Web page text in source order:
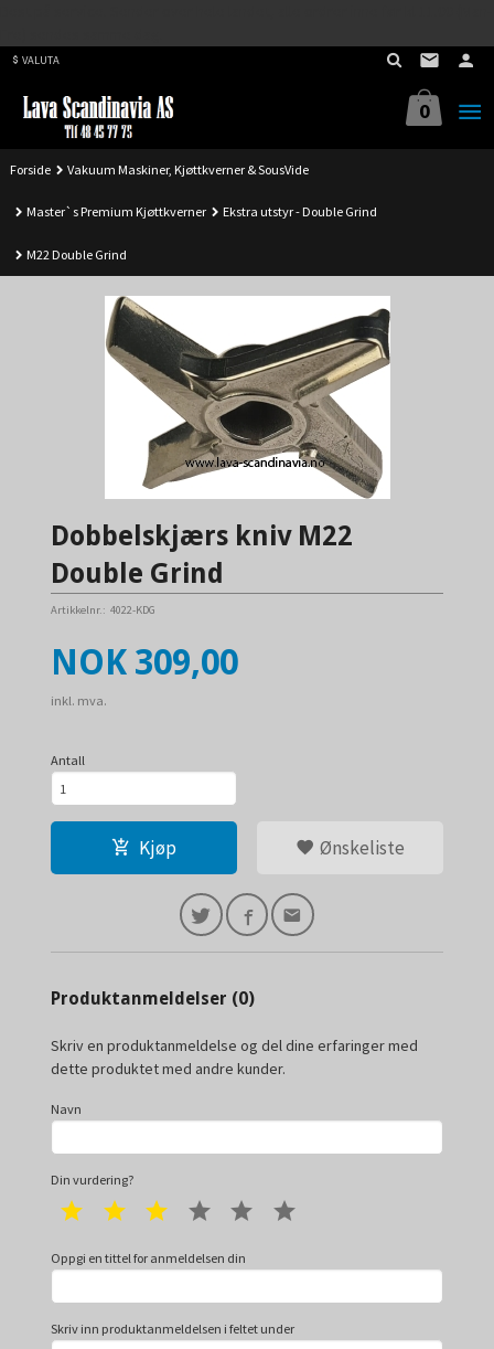
VALUTA
0
Forside Vakuum Maskiner, Kjøttkverner & SousVide
Master`s Premium Kjøttkverner Ekstra utstyr - Double Grind
M22 Double Grind
Dobbelskjærs kniv M22
Double Grind
Artikkelnr.: 4022-KDG
Pris
NOK 309,00
inkl. mva.
Antall
Kjøp Ønskeliste
Produktanmeldelser (0)
Skriv en produktanmeldelse og del dine erfaringer med
dette produktet med andre kunder.
Navn
Din vurdering?
1 star 2 star 3 star 4 star 5 star
Oppgi en tittel for anmeldelsen din
Skriv inn produktanmeldelsen i feltet under